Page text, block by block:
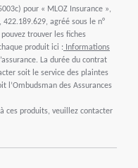
pour « MLOZ Insurance »,
agréé sous le n°
trouver les fiches
produit ici : Informations
La durée du contrat
soit le service des plaintes
l’Ombudsman des Assurances
ces produits, veuillez contacter